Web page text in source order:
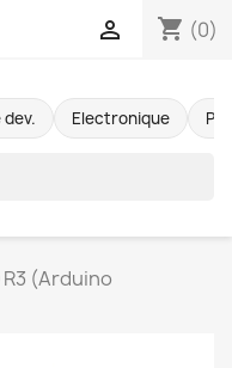
shopping_cart (0)

Electronique
R3 (Arduino